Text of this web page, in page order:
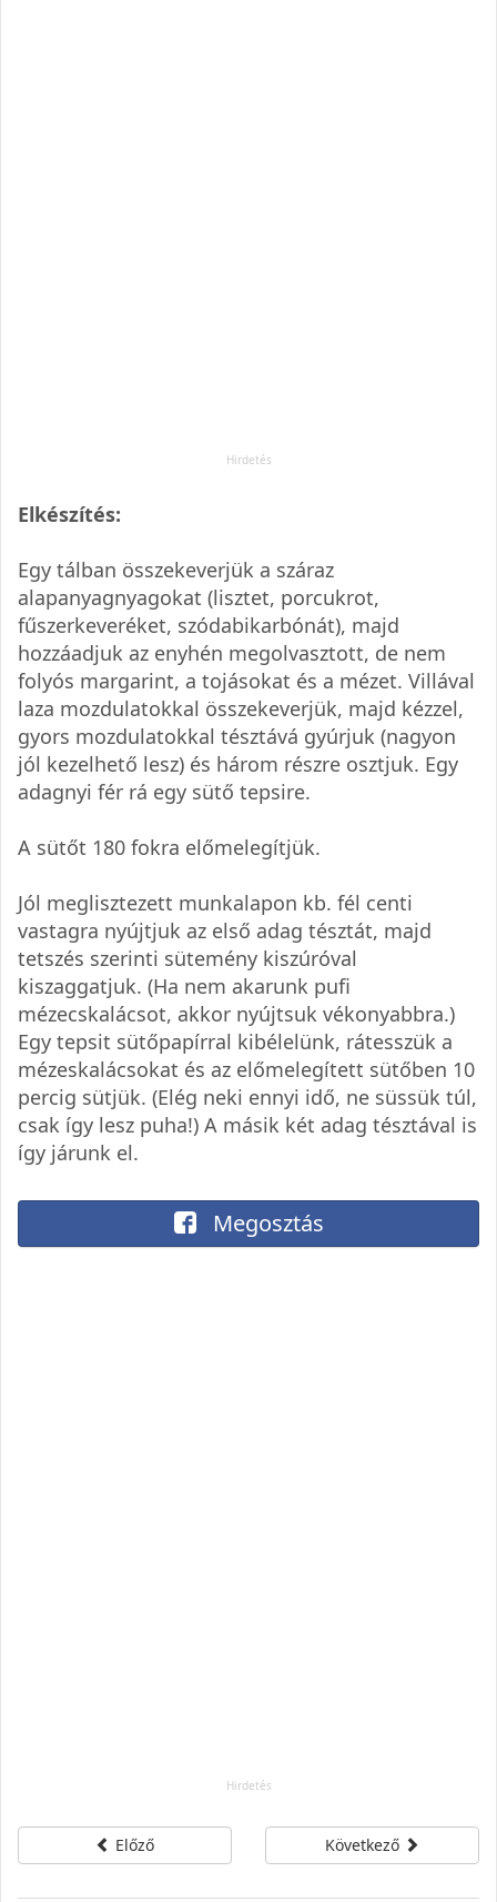
Elkészítés:
Egy tálban összekeverjük a száraz
alapanyagnyagokat (lisztet, porcukrot,
fűszerkeveréket, szódabikarbónát), majd
hozzáadjuk az enyhén megolvasztott, de nem
folyós margarint, a tojásokat és a mézet. Villával
laza mozdulatokkal összekeverjük, majd kézzel,
gyors mozdulatokkal tésztává gyúrjuk (nagyon
jól kezelhető lesz) és három részre osztjuk. Egy
adagnyi fér rá egy sütő tepsire.
A sütőt 180 fokra előmelegítjük.
Jól meglisztezett munkalapon kb. fél centi
vastagra nyújtjuk az első adag tésztát, majd
tetszés szerinti sütemény kiszúróval
kiszaggatjuk. (Ha nem akarunk pufi
mézecskalácsot, akkor nyújtsuk vékonyabbra.)
Egy tepsit sütőpapírral kibélelünk, rátesszük a
mézeskalácsokat és az előmelegített sütőben 10
percig sütjük. (Elég neki ennyi idő, ne süssük túl,
csak így lesz puha!) A másik két adag tésztával is
így járunk el.
Megosztás
Előző Következő